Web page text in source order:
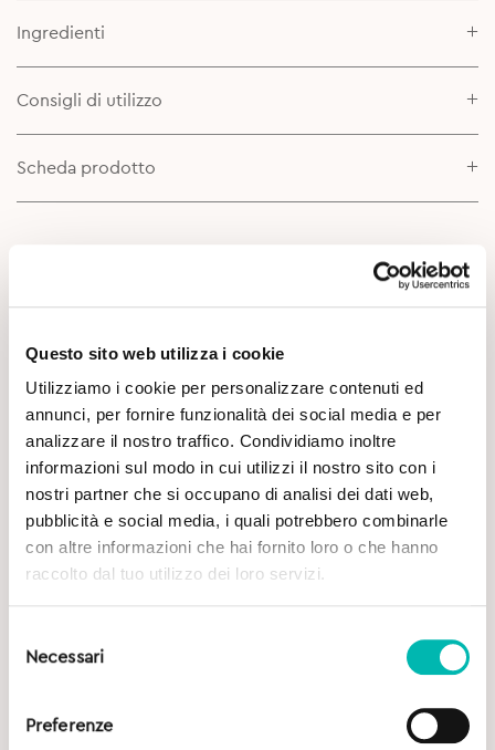
Questo sito web utilizza i cookie
Utilizziamo i cookie per personalizzare contenuti ed
annunci, per fornire funzionalità dei social media e per
analizzare il nostro traffico. Condividiamo inoltre
informazioni sul modo in cui utilizzi il nostro sito con i
nostri partner che si occupano di analisi dei dati web,
pubblicità e social media, i quali potrebbero combinarle
con altre informazioni che hai fornito loro o che hanno
raccolto dal tuo utilizzo dei loro servizi.
delNecessari
Preferenze
Ingredienti
Consigli di utilizzo
Scheda prodotto
Potrebbe Interessarti